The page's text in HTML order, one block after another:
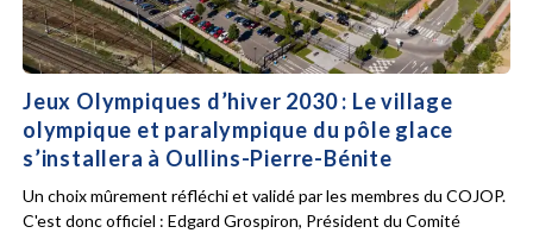
Jeux Olympiques d’hiver 2030 : Le village
olympique et paralympique du pôle glace
s’installera à Oullins-Pierre-Bénite
Un choix mûrement réfléchi et validé par les membres du COJOP.
C'est donc officiel : Edgard Grospiron, Président du Comité